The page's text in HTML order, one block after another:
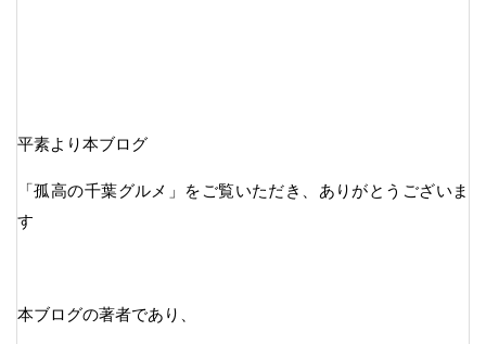
平素より本ブログ
「孤高の千葉グルメ」をご覧いただき、ありがとうございま
す
本ブログの著者であり、